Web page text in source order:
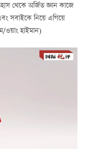
থেকে অর্জিত জ্ঞান কাজে
সবাইকে নিয়ে এগিয়ে
ওয়াং হাইমান)